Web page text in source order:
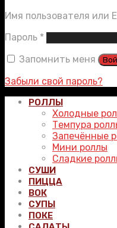
Имя пользователя или
Пароль *
Запомнить меня
Забыли свой пароль?
РОЛЛЫ
Холодные
Темпура
Запечённые
Мини роллы
Сладкие
СУШИ
ПИЦЦА
ВОК
СУПЫ
ПОКЕ